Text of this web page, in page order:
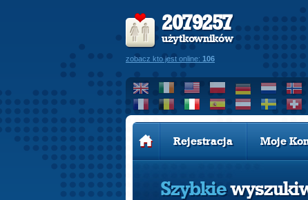
2079257
użytkowników
zobacz kto jest online: 106
Rejestracja Moje
Szybkie